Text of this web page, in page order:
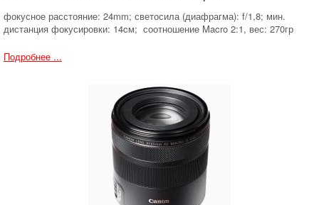
фокусное расстояние: 24mm; светосила (диафрагма): f/1,8; мин.
дистанция фокусировки: 14cм; соотношение Macro 2:1, вес: 270гр
Подробнее ...